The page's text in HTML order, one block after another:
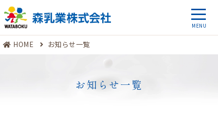
HOME お知らせ一覧
お知らせ一覧